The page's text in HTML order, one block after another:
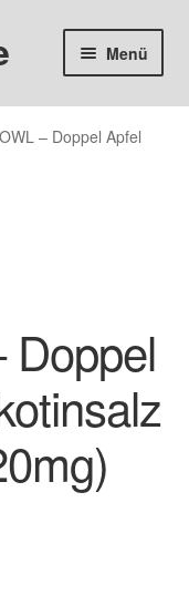
Menü
– Doppel Apfel
Doppel